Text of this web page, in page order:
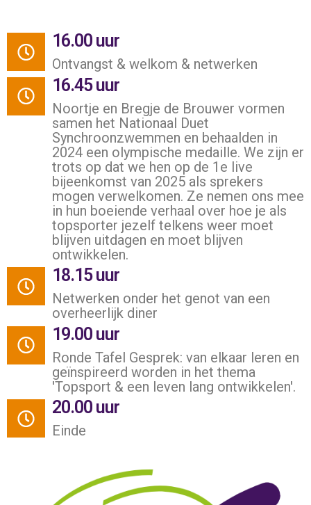
16.00 uur
Ontvangst & welkom & netwerken
16.45 uur
Noortje en Bregje de Brouwer vormen
samen het Nationaal Duet
Synchroonzwemmen en behaalden in
2024 een olympische medaille. We zijn er
trots op dat we hen op de 1e live
bijeenkomst van 2025 als sprekers
mogen verwelkomen. Ze nemen ons mee
in hun boeiende verhaal over hoe je als
topsporter jezelf telkens weer moet
blijven uitdagen en moet blijven
ontwikkelen.
18.15 uur
Netwerken onder het genot van een
overheerlijk diner
19.00 uur
Ronde Tafel Gesprek: van elkaar leren en
geïnspireerd worden in het thema
'Topsport & een leven lang ontwikkelen'.
20.00 uur
Einde